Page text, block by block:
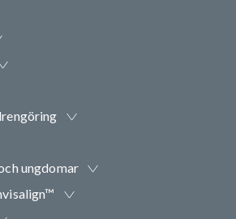
ungdomar